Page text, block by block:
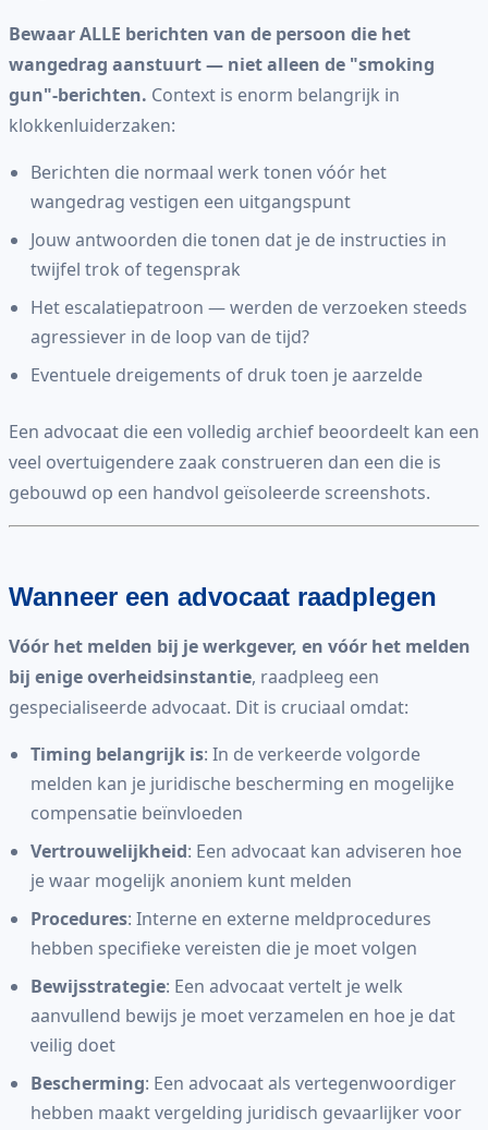
Bewaar ALLE berichten van de persoon die het
wangedrag aanstuurt — niet alleen de "smoking
gun"-berichten. Context is enorm belangrijk in
klokkenluiderzaken:
Berichten die normaal werk tonen vóór het
wangedrag vestigen een uitgangspunt
Jouw antwoorden die tonen dat je de instructies in
twijfel trok of tegensprak
Het escalatiepatroon — werden de verzoeken steeds
agressiever in de loop van de tijd?
Eventuele dreigements of druk toen je aarzelde
Een advocaat die een volledig archief beoordeelt kan een
veel overtuigendere zaak construeren dan een die is
gebouwd op een handvol geïsoleerde screenshots.
Wanneer een advocaat raadplegen
Vóór het melden bij je werkgever, en vóór het melden
bij enige overheidsinstantie, raadpleeg een
gespecialiseerde advocaat. Dit is cruciaal omdat:
Timing belangrijk is: In de verkeerde volgorde
melden kan je juridische bescherming en mogelijke
compensatie beïnvloeden
Vertrouwelijkheid: Een advocaat kan adviseren hoe
je waar mogelijk anoniem kunt melden
Procedures: Interne en externe meldprocedures
hebben specifieke vereisten die je moet volgen
Bewijsstrategie: Een advocaat vertelt je welk
aanvullend bewijs je moet verzamelen en hoe je dat
veilig doet
Bescherming: Een advocaat als vertegenwoordiger
hebben maakt vergelding juridisch gevaarlijker voor